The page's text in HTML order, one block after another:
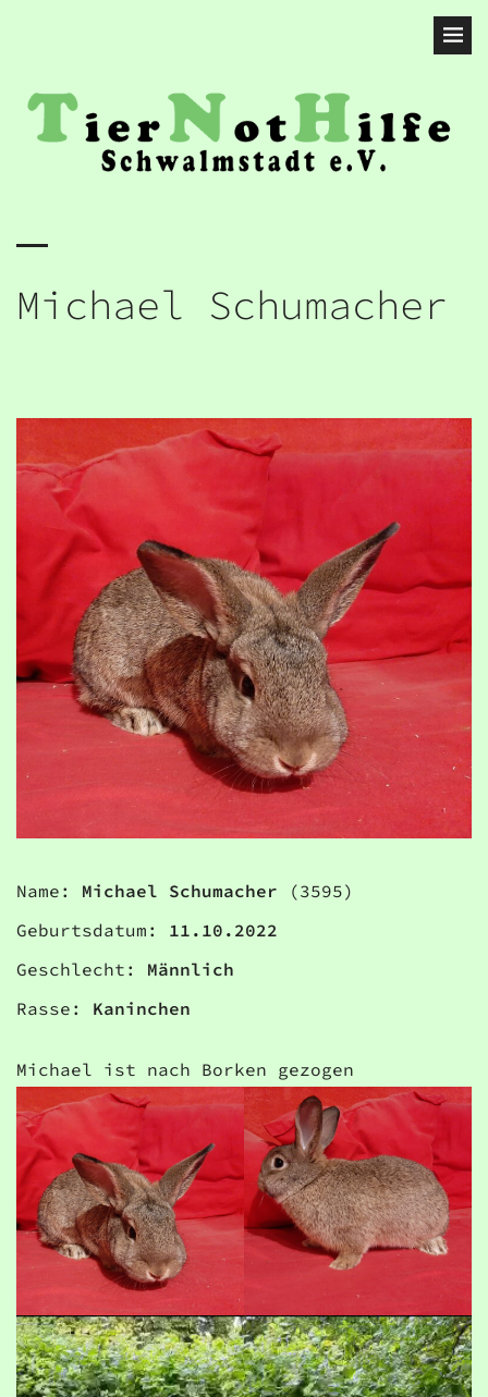
Michael Schumacher
Name: Michael Schumacher
(3595)
Geburtsdatum: 11.10.2022
Geschlecht: Männlich
Rasse: Kaninchen
Michael ist nach Borken gezogen